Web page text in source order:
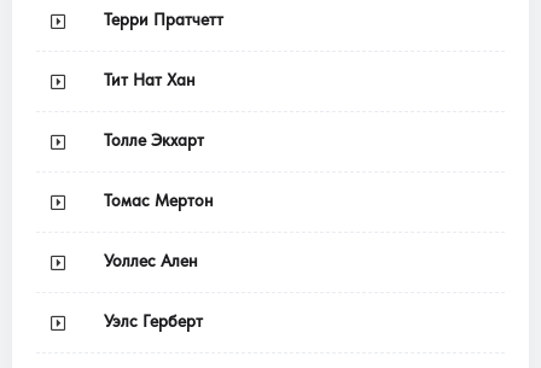
Терри Пратчетт
Тит Нат Хан
Толле Экхарт
Томас Мертон
Уоллес Ален
Уэлс Герберт